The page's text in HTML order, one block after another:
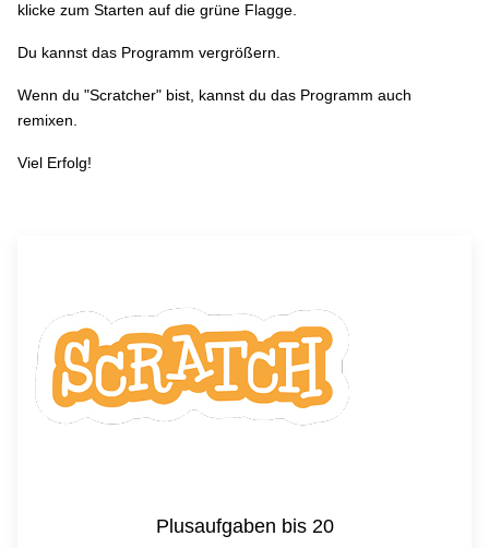
klicke zum Starten auf die grüne Flagge.
Du kannst das Programm vergrößern.
Wenn du "Scratcher" bist, kannst du das Programm auch
remixen.
Viel Erfolg!
Plusaufgaben bis 20